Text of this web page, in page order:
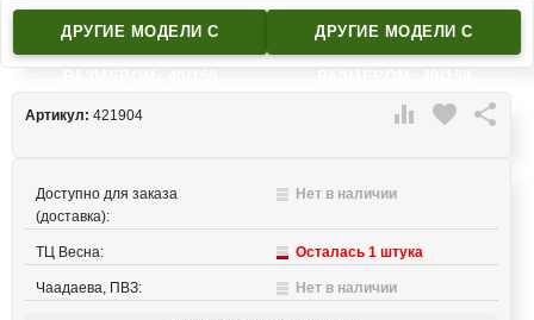
ДРУГИЕ МОДЕЛИ C ДРУГИЕ МОДЕЛИ C
 favorite 
Артикул: 421904
Доступно для заказа
(доставка):
Нет в наличии
ТЦ Весна: Осталась 1 штука
Чаадаева, ПВЗ: Нет в наличии